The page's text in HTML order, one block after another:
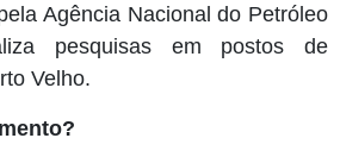
Agência Nacional do Petróleo
pesquisas em postos de
Velho.